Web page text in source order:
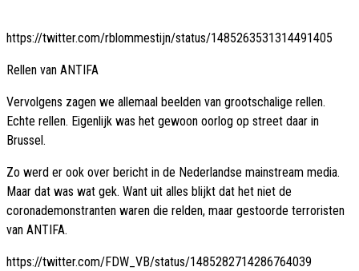
https://twitter.com/rblommestijn/status/1485263531314491405
Rellen van ANTIFA
Vervolgens zagen we allemaal beelden van grootschalige rellen.
Echte rellen. Eigenlijk was het gewoon oorlog op street daar in
Brussel.
Zo werd er ook over bericht in de Nederlandse mainstream media.
Maar dat was wat gek. Want uit alles blijkt dat het niet de
coronademonstranten waren die relden, maar gestoorde terroristen
van ANTIFA.
https://twitter.com/FDW_VB/status/1485282714286764039